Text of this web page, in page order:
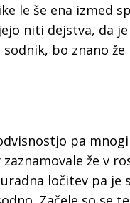
le še ena izmed
niti dejstva, da
bo znano
pa
že v
ločitev pa je